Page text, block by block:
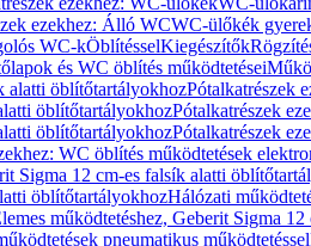
ezekhez: Álló WCWC-ülőkék
WC-kÖblítésselKiegészítők
és WC öblítés működtetései
alatti öblítőtartályokhozPótalkatrészek
öblítőtartályokhozPótalkatrészek
öblítőtartályokhozPótalkatrészek
WC öblítés működtetések
Sigma 12 cm-es falsík alatti
öblítőtartályokhozHálózati
működtetéshez, Geberit Sigma
pneumatikus működtetéssel